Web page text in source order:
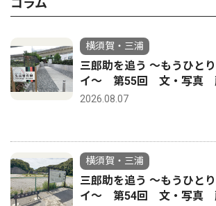
コラム
横須賀・三浦
三郎助を追う 〜もうひと
イ〜 第55回 文・写真
2026.08.07
横須賀・三浦
三郎助を追う 〜もうひと
イ〜 第54回 文・写真